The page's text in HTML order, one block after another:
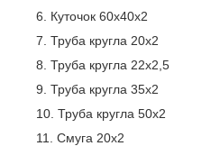
Куточок 60х40х2
Труба кругла 20х2
Труба кругла 22х2,5
Труба кругла 35х2
Труба кругла 50х2
Смуга 20х2